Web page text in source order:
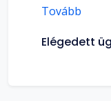
Tovább
Elégedett